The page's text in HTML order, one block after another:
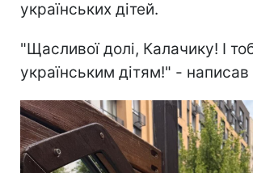
українських дітей.
"Щасливої долі, Калачику! І
українським дітям!" -